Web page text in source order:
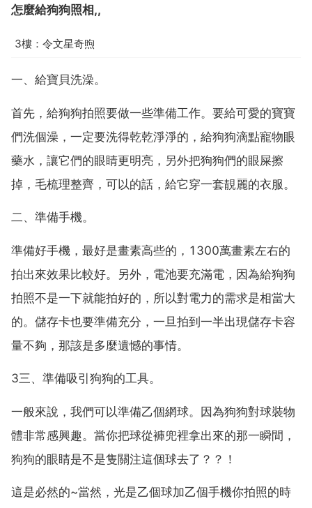
怎麼給狗狗照相,,
3樓：令文星奇煦
一、給寶貝洗澡。
首先，給狗狗拍照要做一些準備工作。要給可愛的寶寶
們洗個澡，一定要洗得乾乾淨淨的，給狗狗滴點寵物眼
藥水，讓它們的眼睛更明亮，另外把狗狗們的眼屎擦
掉，毛梳理整齊，可以的話，給它穿一套靚麗的衣服。
二、準備手機。
準備好手機，最好是畫素高些的，1300萬畫素左右的
拍出來效果比較好。另外，電池要充滿電，因為給狗狗
拍照不是一下就能拍好的，所以對電力的需求是相當大
的。儲存卡也要準備充分，一旦拍到一半出現儲存卡容
量不夠，那該是多麼遺憾的事情。
3三、準備吸引狗狗的工具。
一般來說，我們可以準備乙個網球。因為狗狗對球裝物
體非常感興趣。當你把球從褲兜裡拿出來的那一瞬間，
狗狗的眼睛是不是隻關注這個球去了？？！
這是必然的~當然，光是乙個球加乙個手機你拍照的時